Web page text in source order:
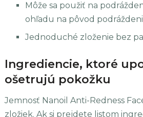
Môže sa použiť na
ohľadu na pôvod
Jednoduché zloženie bez
Ingrediencie, ktoré
ošetrujú pokožku
Jemnosť Nanoil Anti-Redness
zložiek. Ak si prejdete listom